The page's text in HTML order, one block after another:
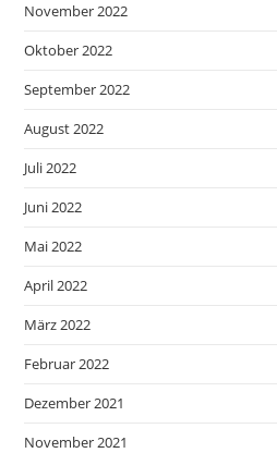
November 2022
Oktober 2022
September 2022
August 2022
Juli 2022
Juni 2022
Mai 2022
April 2022
März 2022
Februar 2022
Dezember 2021
November 2021